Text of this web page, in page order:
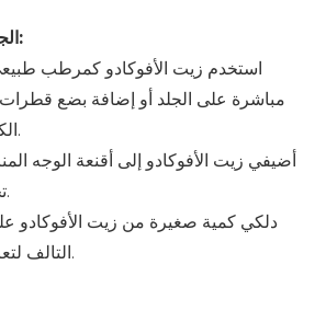
الجمال والعناية بالبشرة:
مباشرة على الجلد أو إضافة بضع
الكريمات المفضلة لديك.
تجديد وترطيب البشرة.
التالف لتعزيز اللمعان والرطوبة.